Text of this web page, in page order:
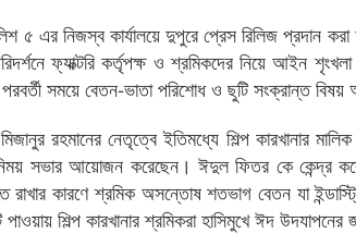
৫ এর নিজস্ব কার্যালয়ে দুপুরে প্রেস রিলিজ প্রদান
ফ্যাক্টরি কর্তৃপক্ষ ও শ্রমিকদের নিয়ে আইন
সময়ে বেতন-ভাতা পরিশোধ ও ছুটি সংক্রান্ত
রহমানের নেতৃত্বে ইতিমধ্যে শিল্প কারখানার
সভার আয়োজন করেছেন। ঈদুল ফিতর কে কেন্দ্র
রাখার কারণে শ্রমিক অসন্তোষ শতভাগ বেতন যা
শিল্প কারখানার শ্রমিকরা হাসিমুখে ঈদ